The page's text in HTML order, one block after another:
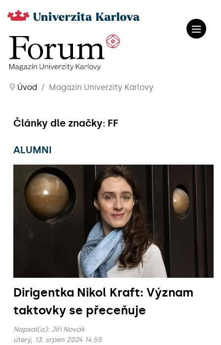
Úvod Magazín Univerzity Karlovy
Články dle značky: FF
ALUMNI
Dirigentka Nikol Kraft: Význam
taktovky se přeceňuje
Napsal(a): Jiří Novák
úterý, 13. srpen 2024 14:55